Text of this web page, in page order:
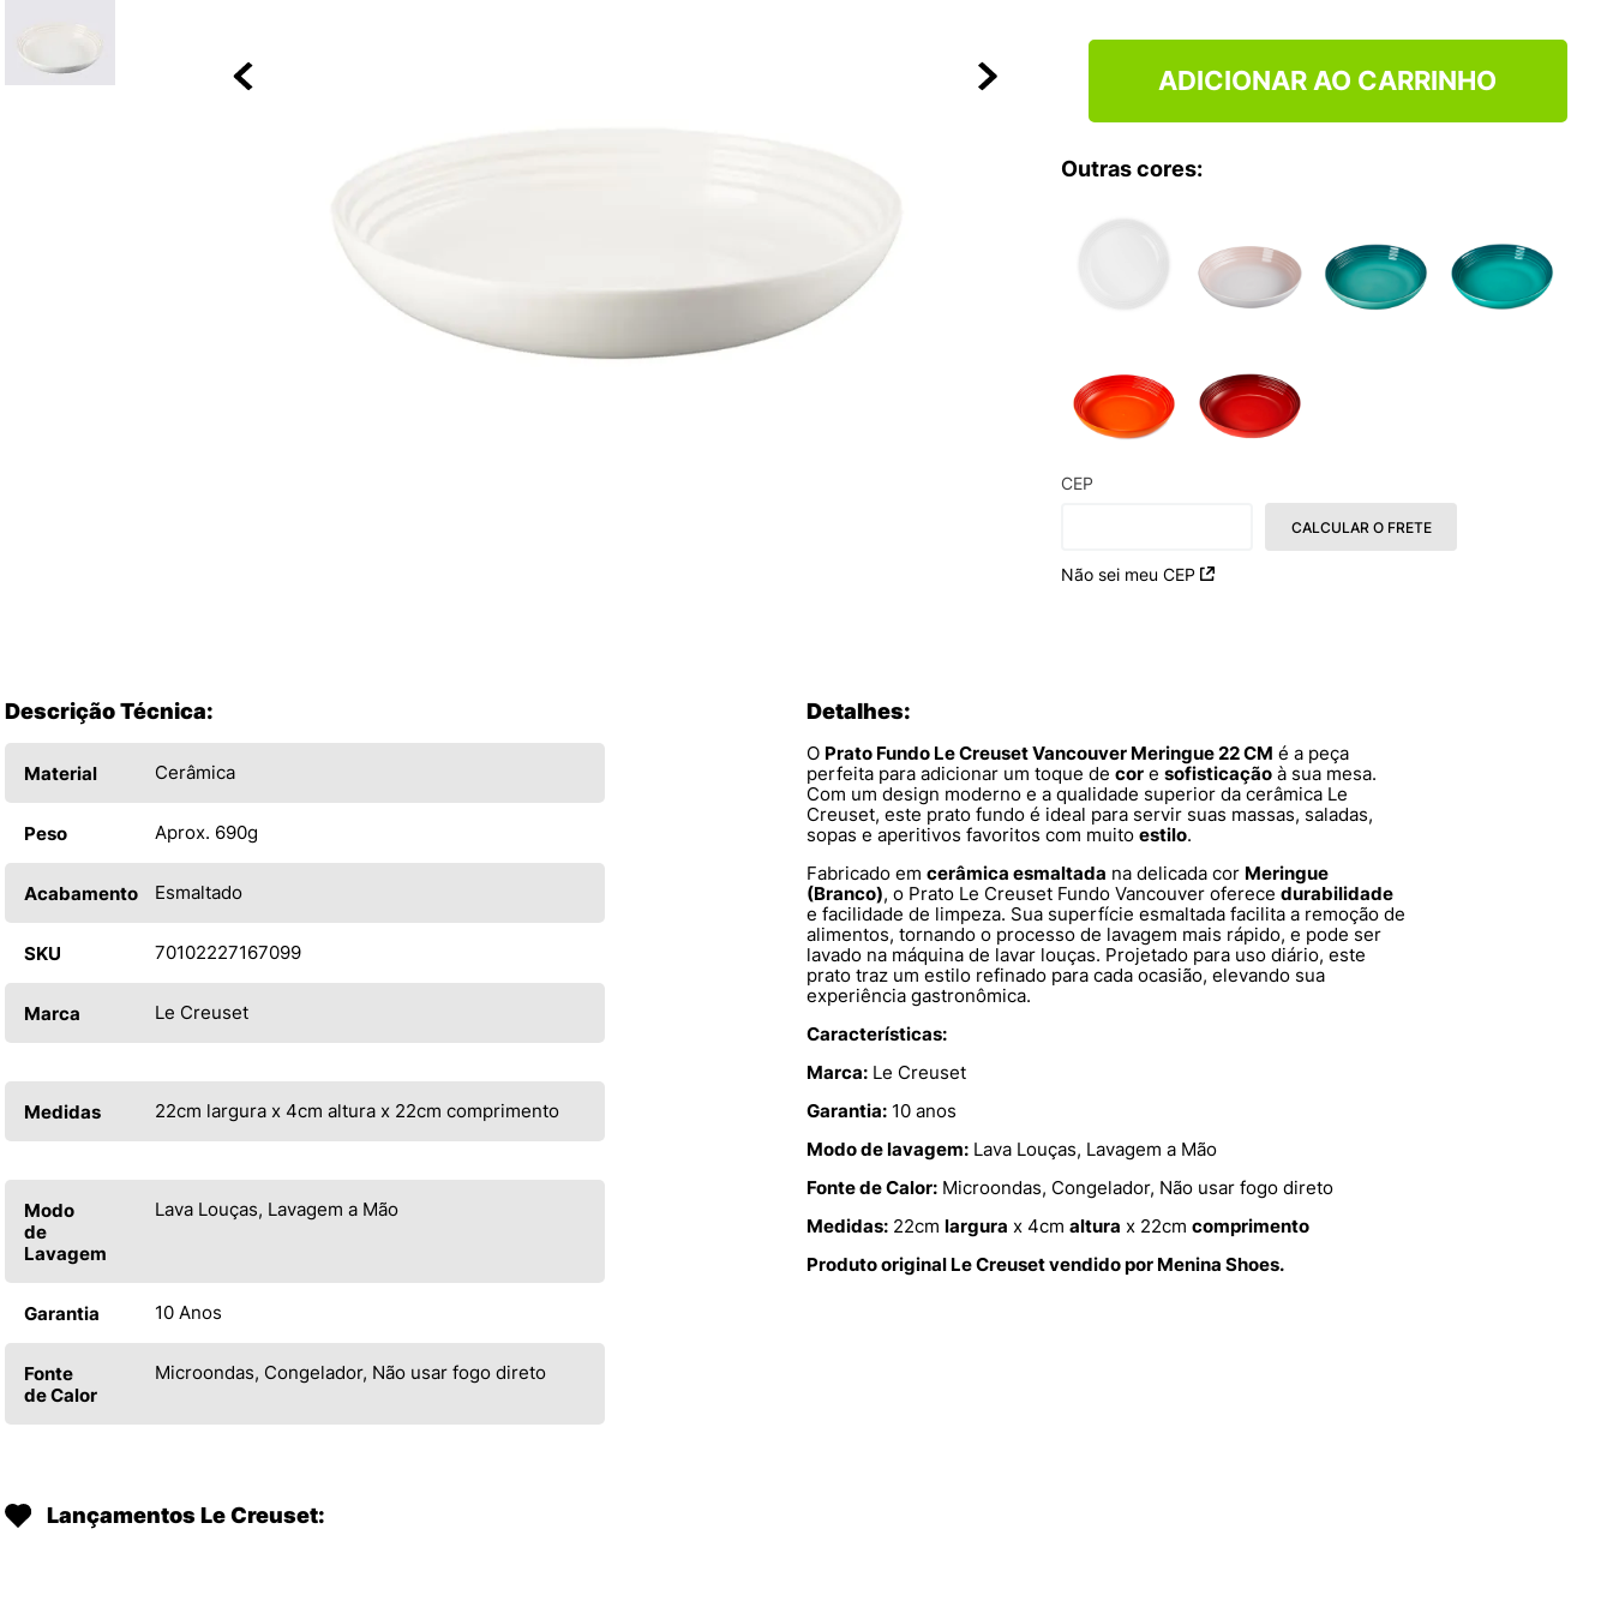
ADICIONAR AO CARRINHO
Outras cores:
CEP
Não sei meu CEP
CALCULAR O FRETE
Descrição Técnica:
Material Cerâmica
Peso Aprox. 690g
Acabamento Esmaltado
SKU 70102227167099
Marca Le Creuset
Medidas 22cm largura x 4cm altura x 22cm comprimento
Modo
de
Lavagem
Lava Louças, Lavagem a Mão
Garantia 10 Anos
Fonte
de Calor
Microondas, Congelador, Não usar fogo direto
Detalhes:
O Prato Fundo Le Creuset Vancouver Meringue 22 CM é a peça
perfeita para adicionar um toque de cor e sofisticação à sua mesa.
Com um design moderno e a qualidade superior da cerâmica Le
Creuset, este prato fundo é ideal para servir suas massas, saladas,
sopas e aperitivos favoritos com muito estilo.
Fabricado em cerâmica esmaltada na delicada cor Meringue
(Branco), o Prato Le Creuset Fundo Vancouver oferece durabilidade
e facilidade de limpeza. Sua superfície esmaltada facilita a remoção de
alimentos, tornando o processo de lavagem mais rápido, e pode ser
lavado na máquina de lavar louças. Projetado para uso diário, este
prato traz um estilo refinado para cada ocasião, elevando sua
experiência gastronômica.
Características:
Marca: Le Creuset
Garantia: 10 anos
Modo de lavagem: Lava Louças, Lavagem a Mão
Fonte de Calor: Microondas, Congelador, Não usar fogo direto
Medidas: 22cm largura x 4cm altura x 22cm comprimento
Produto original Le Creuset vendido por Menina Shoes.
Lançamentos Le Creuset: